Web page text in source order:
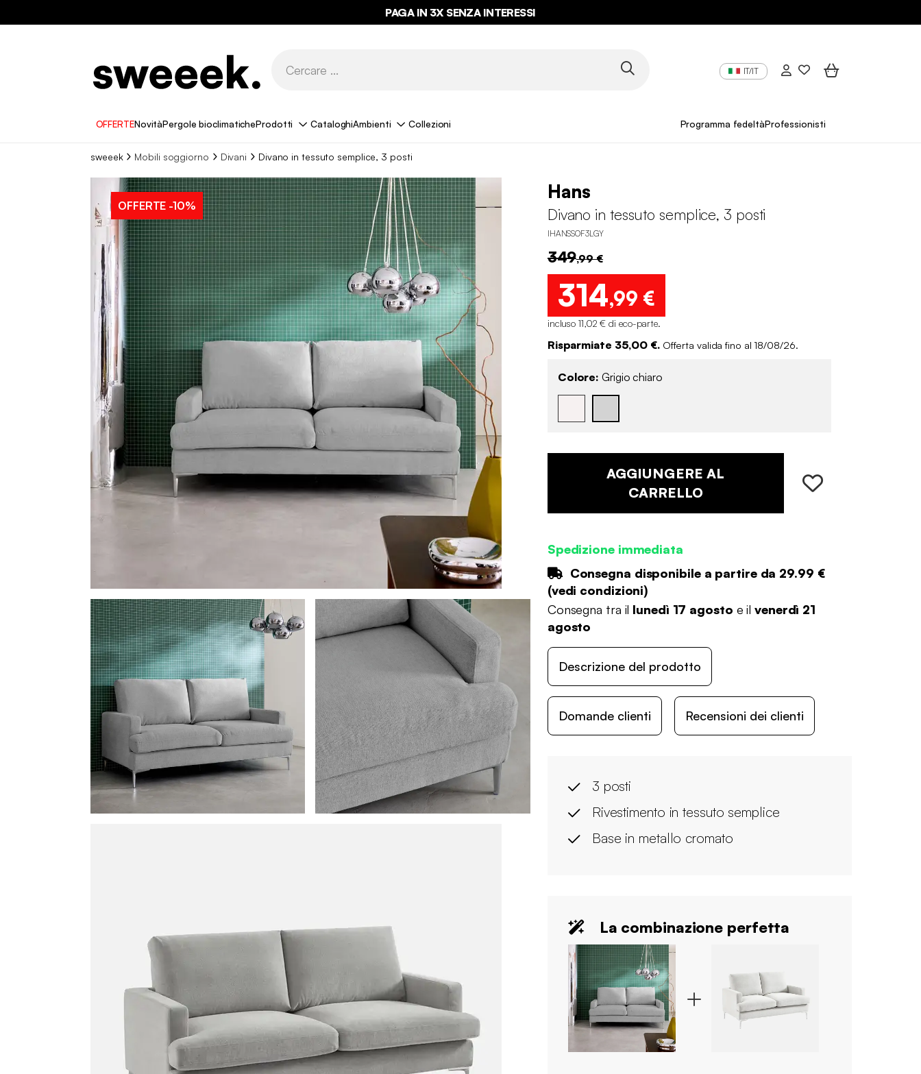
PAGA IN 3X SENZA INTERESSI
IT/IT
OFFERTENovitàPergole bioclimaticheProdotti CataloghiAmbienti Collezioni Programma fedeltàProfessionisti
sweeek Mobili soggiorno Divani Divano in tessuto semplice, 3 posti
OFFERTE -10%
Hans
Divano in tessuto semplice, 3 posti
IHANSSOF3LGY
349,99 €
314,99 €
incluso 11,02 € di eco-parte.
Risparmiate 35,00 €. Offerta valida fino al 18/08/26.
Colore: Grigio chiaro
AGGIUNGERE AL
CARRELLO
Spedizione immediata
Consegna disponibile a partire da 29.99 €
(vedi condizioni)
Consegna tra il lunedì 17 agosto e ilvenerdì 21
agosto
Descrizione del prodotto
Domande clienti Recensioni dei clienti
3 posti
Rivestimento in tessuto semplice
Base in metallo cromato
La combinazione perfetta